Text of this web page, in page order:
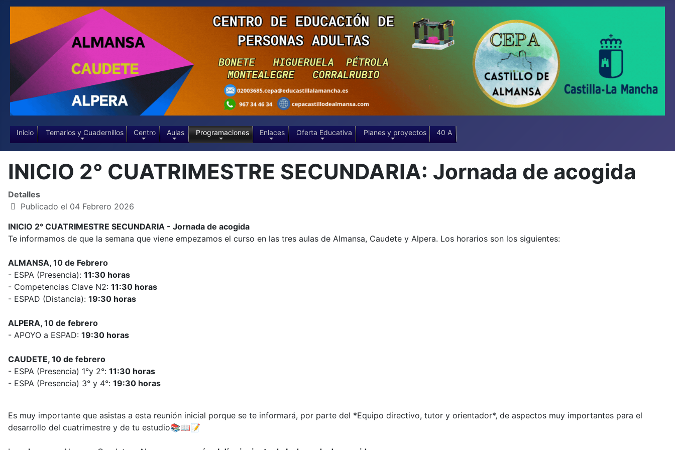
Inicio Temarios y Cuadernillos Centro Aulas Programaciones Enlaces Oferta Educativa Planes y proyectos 40 A
INICIO 2° CUATRIMESTRE SECUNDARIA: Jornada de acogida
Detalles
Publicado el 04 Febrero 2026
INICIO 2° CUATRIMESTRE SECUNDARIA - Jornada de acogida
Te informamos de que la semana que viene empezamos el curso en las tres aulas de Almansa, Caudete y Alpera. Los horarios son los siguientes:
ALMANSA, 10 de Febrero
- ESPA (Presencia): 11:30 horas
- Competencias Clave N2: 11:30 horas
- ESPAD (Distancia): 19:30 horas
ALPERA, 10 de febrero
- APOYO a ESPAD: 19:30 horas
CAUDETE, 10 de febrero
- ESPA (Presencia) 1°y 2°: 11:30 horas
- ESPA (Presencia) 3° y 4°: 19:30 horas
Es muy importante que asistas a esta reunión inicial porque se te informará, por parte del *Equipo directivo, tutor y orientador*, de aspectos muy importantes para el
desarrollo del cuatrimestre y de tu estudio📚📖📝